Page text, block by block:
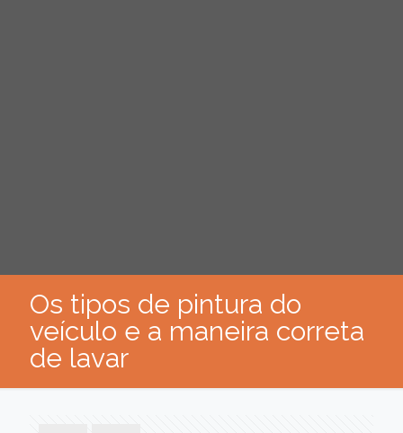
Os tipos de pintura do
veículo e a maneira correta
de lavar